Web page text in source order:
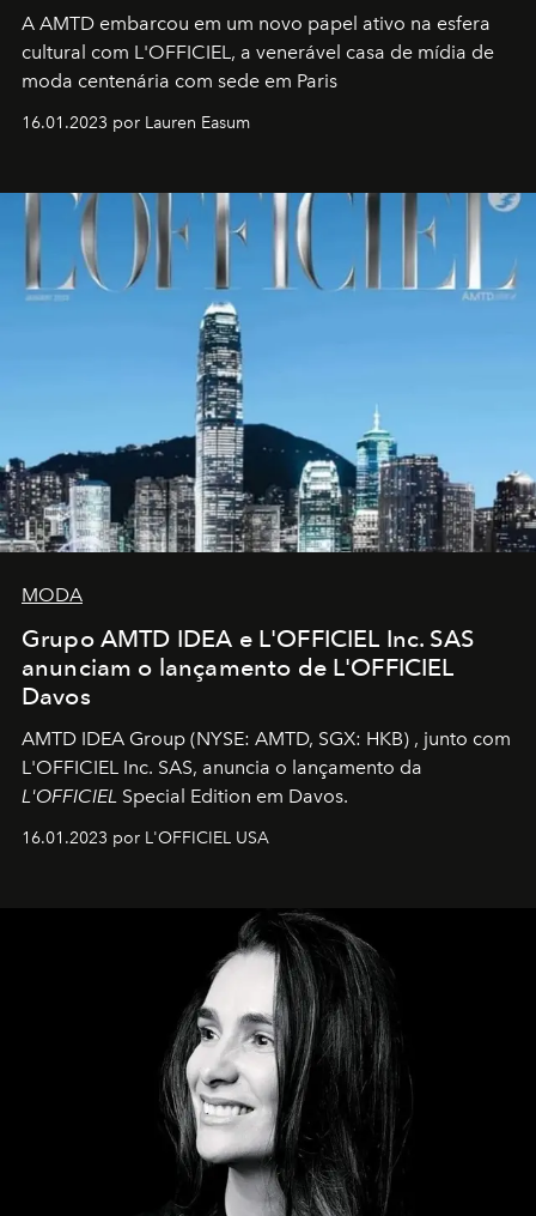
A AMTD embarcou em um novo papel ativo na esfera
cultural com L'OFFICIEL, a venerável casa de mídia de
moda centenária com sede em Paris
16.01.2023 por Lauren Easum
MODA
Grupo AMTD IDEA e L'OFFICIEL Inc. SAS
anunciam o lançamento de L'OFFICIEL
Davos
AMTD IDEA Group (NYSE: AMTD, SGX: HKB) , junto com
L'OFFICIEL Inc. SAS, anuncia o lançamento da
L'OFFICIEL Special Edition em Davos.
16.01.2023 por L'OFFICIEL USA